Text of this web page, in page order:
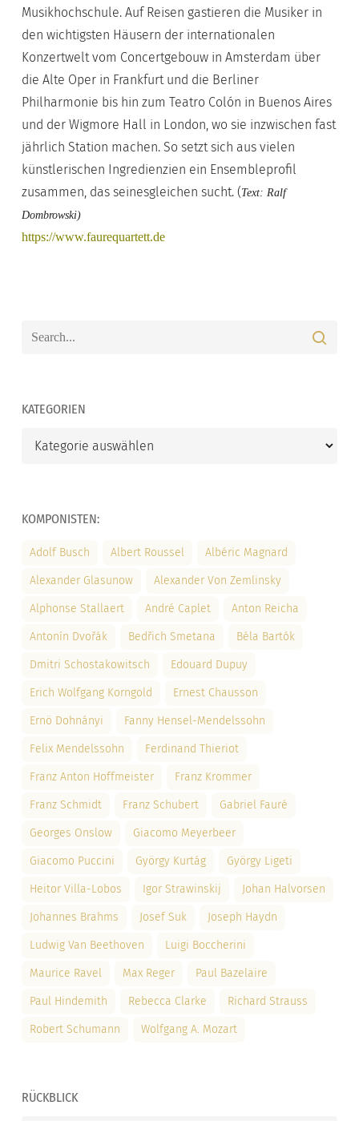
Musikhochschule. Auf Reisen gastieren die Musiker in
den wichtigsten Häusern der internationalen
Konzertwelt vom Concertgebouw in Amsterdam über
die Alte Oper in Frankfurt und die Berliner
Philharmonie bis hin zum Teatro Colón in Buenos Aires
und der Wigmore Hall in London, wo sie inzwischen fast
jährlich Station machen. So setzt sich aus vielen
künstlerischen Ingredienzien ein Ensembleprofil
zusammen, das seinesgleichen sucht. (Text: Ralf
Dombrowski)
https://www.faurequartett.de
KATEGORIEN
KOMPONISTEN:
Adolf Busch Albert Roussel Albéric Magnard
Alexander Glasunow Alexander Von Zemlinsky
Alphonse Stallaert André Caplet Anton Reicha
Antonín Dvořák Bedřich Smetana Béla Bartók
Dmitri Schostakowitsch Edouard Dupuy
Erich Wolfgang Korngold Ernest Chausson
Ernö Dohnányi Fanny Hensel-Mendelssohn
Felix Mendelssohn Ferdinand Thieriot
Franz Anton Hoffmeister Franz Krommer
Franz Schmidt Franz Schubert Gabriel Fauré
Georges Onslow Giacomo Meyerbeer
Giacomo Puccini György Kurtág György Ligeti
Heitor Villa-Lobos Igor Strawinskij Johan Halvorsen
Johannes Brahms Josef Suk Joseph Haydn
Ludwig Van Beethoven Luigi Boccherini
Maurice Ravel Max Reger Paul Bazelaire
Paul Hindemith Rebecca Clarke Richard Strauss
Robert Schumann Wolfgang A. Mozart
RÜCKBLICK